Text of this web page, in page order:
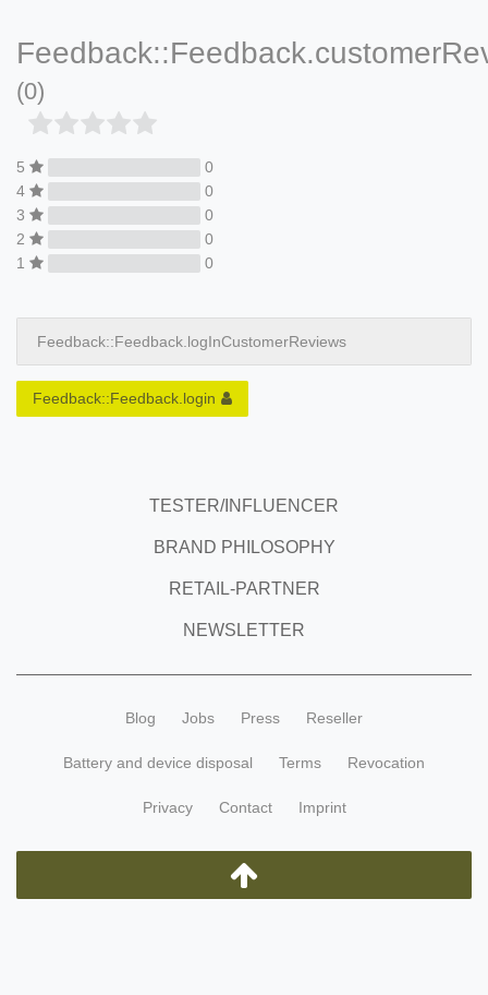
(0)
5
0
4
0
3
0
2
0
1
0
Feedback::Feedback.logInCustomerReviews
Feedback::Feedback.login
TESTER/INFLUENCER
BRAND PHILOSOPHY
RETAIL-PARTNER
NEWSLETTER
Blog Jobs Press Reseller
Battery and device disposal Terms Revocation
Privacy Contact Imprint